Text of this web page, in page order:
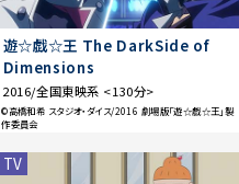
遊☆戯☆王 The DarkSide of
Dimensions
2016/全国東映系 <130分>
©高橋和希 スタジオ・ダイス/2016 劇場版「遊☆戯☆王」製
作委員会
TV